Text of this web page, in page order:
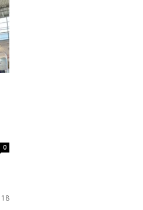
0